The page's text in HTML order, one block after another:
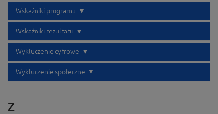
Wskaźniki programu
Wskaźniki rezultatu
Wykluczenie cyfrowe
Wykluczenie społeczne
Z